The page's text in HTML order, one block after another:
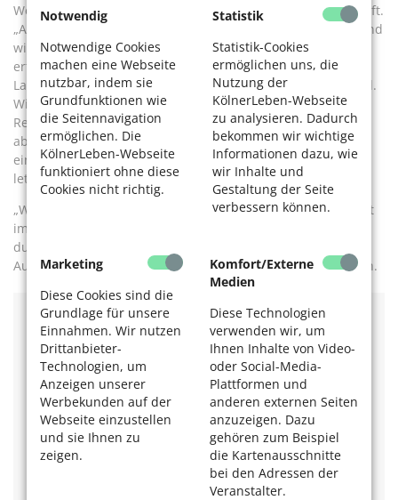
Notwendig
Notwendige Cookies
machen eine Webseite
nutzbar, indem sie
Grundfunktionen wie
die Seitennavigation
ermöglichen. Die
KölnerLeben-Webseite
funktioniert ohne diese
Cookies nicht richtig.
Statistik
Statistik-Cookies
ermöglichen uns, die
Nutzung der
KölnerLeben-Webseite
zu analysieren. Dadurch
bekommen wir wichtige
Informationen dazu, wie
wir Inhalte und
Gestaltung der Seite
verbessern können.
Marketing
Diese Cookies sind die
Grundlage für unsere
Einnahmen. Wir nutzen
Drittanbieter-
Technologien, um
Anzeigen unserer
Werbekunden auf der
Webseite einzustellen
und sie Ihnen zu
zeigen.
Komfort/Externe
Medien
Diese Technologien
verwenden wir, um
Ihnen Inhalte von Video-
oder Social-Media-
Plattformen und
anderen externen Seiten
anzuzeigen. Dazu
gehören zum Beispiel
die Kartenausschnitte
bei den Adressen der
Veranstalter.
Wert legen alle Veranstalter auf eine barrierefreie Unterkunft.
„Aufzug, Rampen, große Türen und ebenerdige Duschen sind
wichtig“, unterstreicht Bauer. Am Urlaubsort kümmern sich
erfahrene Reiseleiter darum, dass in der Gruppe keine
Langeweile aufkommt. „Die Leute werden unglaublich mobil.
Wir sind wie eine Wandergruppe“, beschreibt DRK
Reisebegleiterin Christa Zimmermann. Es gibt ein
abwechslungsreiches Programm mit Ausflügen, zuweilen
einem Bingo-Abend und gemeinsames Fotoschauen am
letzten Tag.
„Wir haben viel Spaß“, bestätigt Linnenberger. Sie schwärmt
immer noch von einer rollstuhlgerechten Planwagenfahrt
durch die Lüneburger Heide. „In Travemünde gibt es viele
Ausflüge, da haben wir sogar den Bus vor Ort“, freut sie sich.
Weitere Infos auf der Internetseite des DRK:
https://www.drk-koeln.de.
ASB
Tel. 0221 / 660 07-170 oder 0173 / 709 87 28.
Internetseite:www.asb-koeln.de
BSK-Reisen
Mehr Reise-Angebote für Menschen mit Handicap
www.bsk-reisen.org